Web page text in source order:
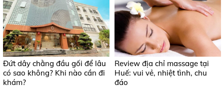
Đứt dây chằng đầu gối để lâu
có sao không? Khi nào cần đi
khám?
Review địa chỉ massage tại
Huế: vui vẻ, nhiệt tình, chu
đáo